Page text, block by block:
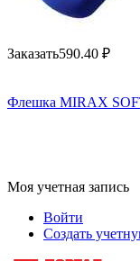
Заказать590.40 ₽
Флешка MIRAX
Моя учетная запись
Войти
Создать